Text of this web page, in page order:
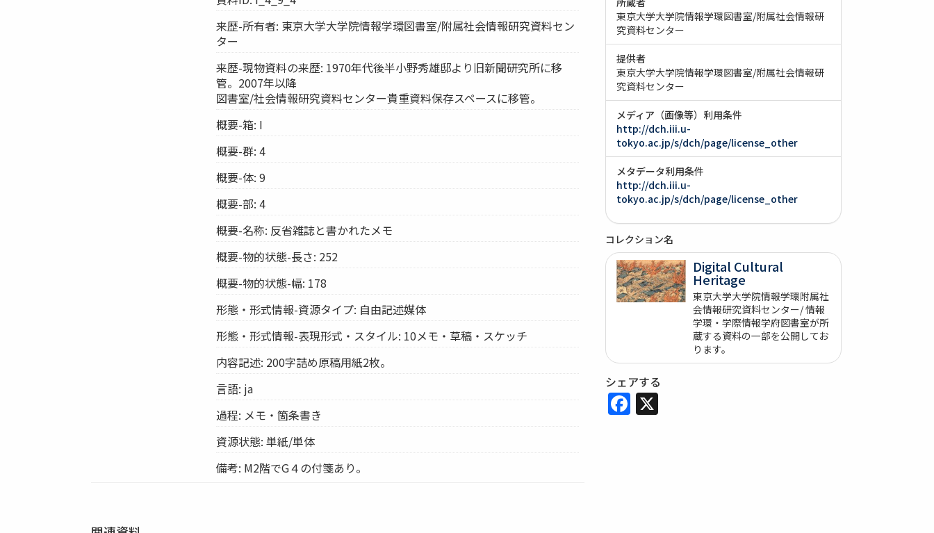
来歴-所有者: 東京大学大学院情報学環図書室/附属社会情報研究資料セン
ター
来歴-現物資料の来歴: 1970年代後半小野秀雄邸より旧新聞研究所に移
管。2007年以降
図書室/社会情報研究資料センター貴重資料保存スペースに移管。
概要-箱: I
概要-群: 4
概要-体: 9
概要-部: 4
概要-名称: 反省雑誌と書かれたメモ
概要-物的状態-長さ: 252
概要-物的状態-幅: 178
形態・形式情報-資源タイプ: 自由記述媒体
形態・形式情報-表現形式・スタイル: 10メモ・草稿・スケッチ
内容記述: 200字詰め原稿用紙2枚。
言語: ja
過程: メモ・箇条書き
資源状態: 単紙/単体
備考: M2階でG４の付箋あり。
東京大学大学院情報学環図書室/附属社会情報研
究資料センター
提供者
東京大学大学院情報学環図書室/附属社会情報研
究資料センター
メディア（画像等）利用条件
http://dch.iii.u-
tokyo.ac.jp/s/dch/page/license_other
メタデータ利用条件
http://dch.iii.u-
tokyo.ac.jp/s/dch/page/license_other
コレクション名
Digital Cultural
Heritage
東京大学大学院情報学環附属社
会情報研究資料センター/ 情報
学環・学際情報学府図書室が所
蔵する資料の一部を公開してお
ります。
シェアする
Facebook
X